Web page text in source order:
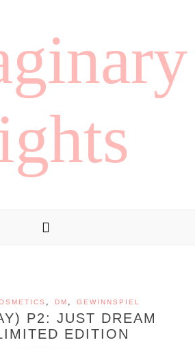
, DM , GEWINNSPIEL
P2: JUST DREAM
EDITION